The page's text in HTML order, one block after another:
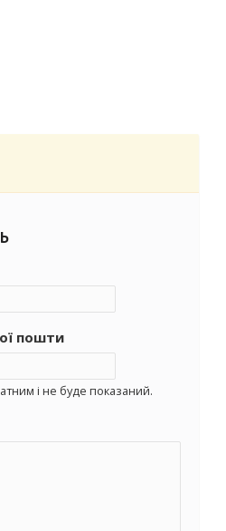
пошти
і не буде показаний.